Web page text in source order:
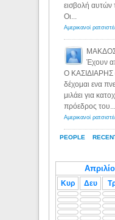
PEOPLE
εισβολή αυτών
Οι...
Έχουν
Ο ΚΑΣΙΔΙΑΡΗΣ
δέχομαι ενα
μιλάει για
πρόεδρος του...
Κυρ Δευ